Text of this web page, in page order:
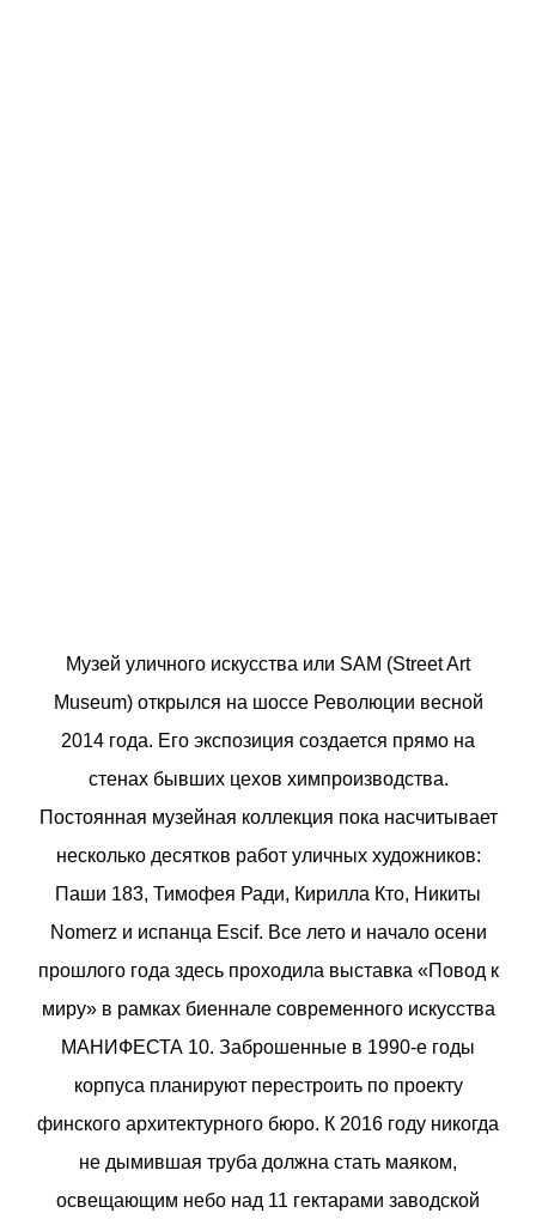
Музей уличного искусства или SAM (Street Art
Museum) открылся на шоссе Революции весной
2014 года. Его экспозиция создается прямо на
стенах бывших цехов химпроизводства.
Постоянная музейная коллекция пока насчитывает
несколько десятков работ уличных художников:
Паши 183, Тимофея Ради, Кирилла Кто, Никиты
Nomerz и испанца Escif. Все лето и начало осени
прошлого года здесь проходила выставка «Повод к
миру» в рамках биеннале современного искусства
МАНИФЕСТА 10. Заброшенные в 1990-е годы
корпуса планируют перестроить по проекту
финского архитектурного бюро. К 2016 году никогда
не дымившая труба должна стать маяком,
освещающим небо над 11 гектарами заводской